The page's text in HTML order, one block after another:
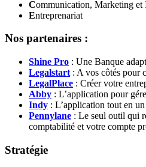
Communication, Marketing et
Entreprenariat
Nos partenaires :
Shine Pro : Une Banque
Legalstart : A vos côtés pour
LegalPlace : Créer votre
Abby : L’application pour
Indy : L’application tout en
Pennylane : Le seul outil qui
comptabilité et votre compte
Stratégie